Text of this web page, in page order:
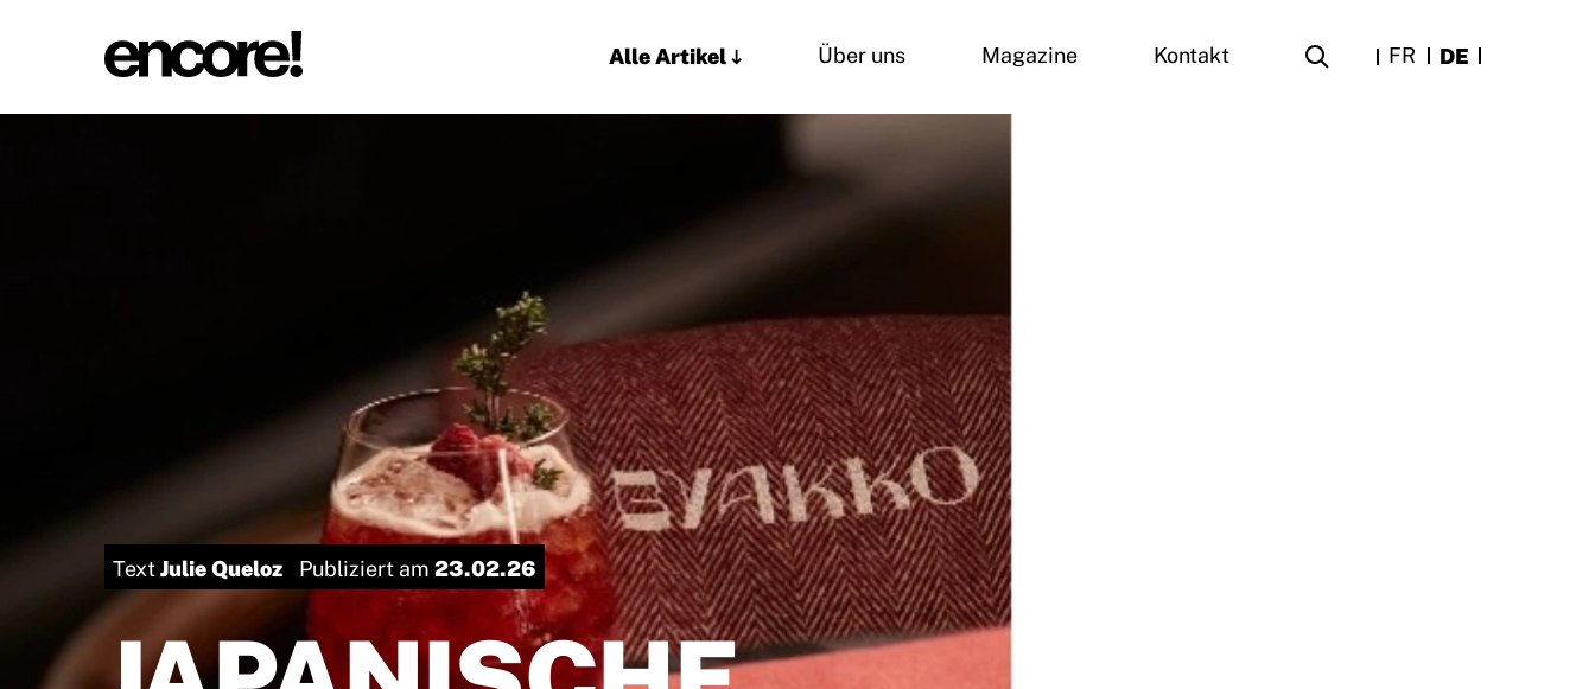
Alle Artikel Über uns Magazine Kontakt FR DE
TextJulie Queloz Publiziert am 23.02.26